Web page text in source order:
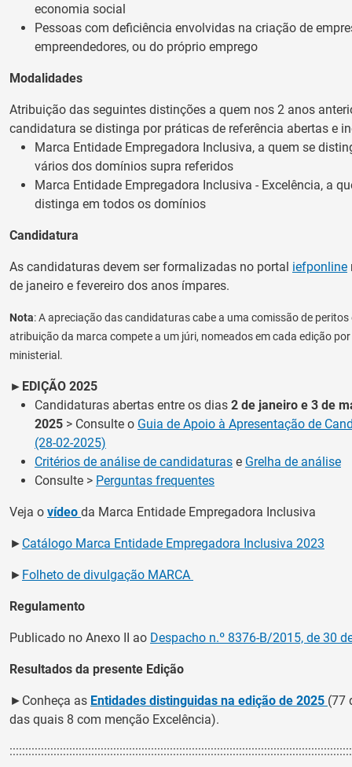
economia social
Pessoas com deficiência envolvidas na criação de
empreendedores, ou do próprio emprego
Modalidades
Atribuição das seguintes distinções a quem nos 2 anos
candidatura se distinga por práticas de referência abertas e
Marca Entidade Empregadora Inclusiva, a quem se
vários dos domínios supra referidos
Marca Entidade Empregadora Inclusiva - Excelência, a
distinga em todos os domínios
Candidatura
As candidaturas devem ser formalizadas no portal iefponline
de janeiro e fevereiro dos anos ímpares.
Nota: A apreciação das candidaturas cabe a uma comissão de peritos
atribuição da marca compete a um júri, nomeados em cada edição
ministerial.
► EDIÇÃO 2025
Candidaturas abertas entre os dias 2 de janeiro e 3 de
2025 > Consulte o Guia de Apoio à Apresentação de
(28-02-2025)
Critérios de análise de candidaturas e Grelha de análise
Consulte > Perguntas frequentes
Veja o vídeo da Marca Entidade Empregadora Inclusiva
► Catálogo Marca Entidade Empregadora Inclusiva 2023
► Folheto de divulgação MARCA
Regulamento
Publicado no Anexo II ao Despacho n.º 8376-B/2015, de 30
Resultados da presente Edição
►Conheça as Entidades distinguidas na edição de 2025 (77
das quais 8 com menção Excelência).